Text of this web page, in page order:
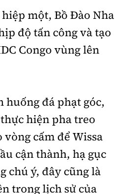
một, Bồ Đào Nha
độ tấn công và tạo
Congo vùng lên
huống đá phạt góc,
hiện pha treo
cấm để Wissa
cận thành, hạ gục
chú ý, đây cũng là
trong lịch sử của